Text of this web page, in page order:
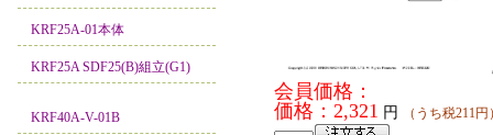
KRF25A-01本体
KRF25A SDF25(B)組立(G1)
KRF40A-V-01B
会員価格：
価格：2,321 円 （うち税211円